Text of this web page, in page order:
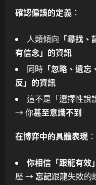
確認偏誤的定義 ：
人類傾向 「尋找
有信念」的資訊
同時 「忽略、遺
反」的資訊
這不是「選擇性說
→ 你甚至意識不到
在博弈中的具體表現 ：
你相信「跟龍有效」
歷 →忘記跟龍失敗